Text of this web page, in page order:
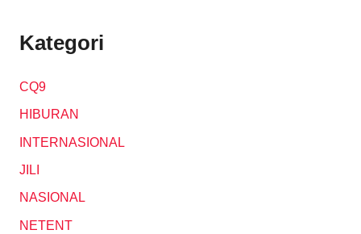
Kategori
CQ9
HIBURAN
INTERNASIONAL
JILI
NASIONAL
NETENT